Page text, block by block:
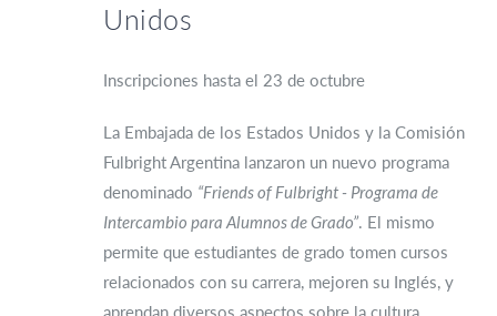
Unidos
Inscripciones hasta el 23 de octubre
La Embajada de los Estados Unidos y la Comisión
Fulbright Argentina lanzaron un nuevo programa
denominado “Friends of Fulbright - Programa de
Intercambio para Alumnos de Grado”. El mismo
permite que estudiantes de grado tomen cursos
relacionados con su carrera, mejoren su Inglés, y
aprendan diversos aspectos sobre la cultura